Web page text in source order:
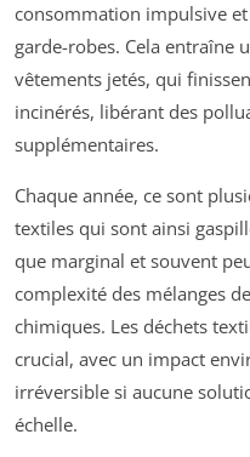
consommation impulsive
garde-robes. Cela entraîne
vêtements jetés, qui
incinérés, libérant des
supplémentaires.
Chaque année, ce sont
textiles qui sont ainsi
que marginal et souvent
complexité des mélanges
chimiques. Les déchets
crucial, avec un impact
irréversible si aucune
échelle.